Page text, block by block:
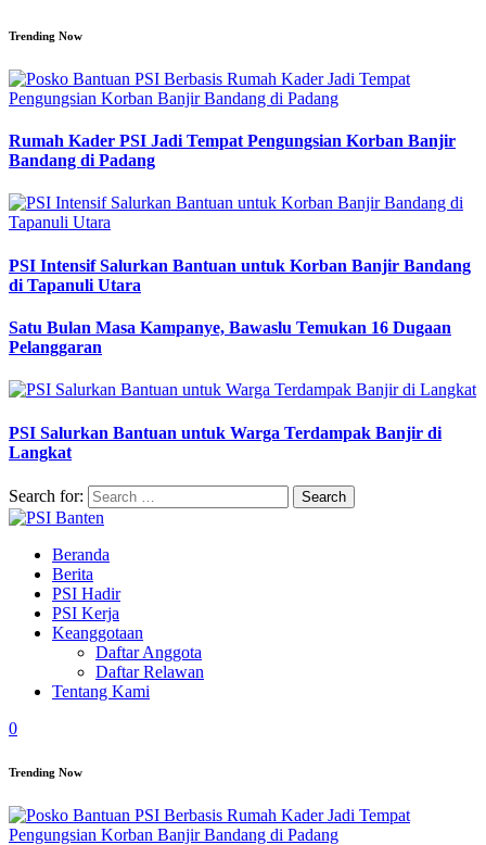
Trending Now
Rumah Kader PSI Jadi Tempat Pengungsian Korban Banjir
Bandang di Padang
PSI Intensif Salurkan Bantuan untuk Korban Banjir Bandang
di Tapanuli Utara
Satu Bulan Masa Kampanye, Bawaslu Temukan 16 Dugaan
Pelanggaran
PSI Salurkan Bantuan untuk Warga Terdampak Banjir di
Langkat
Search for:
Beranda
Berita
PSI Hadir
PSI Kerja
Keanggotaan
Daftar Anggota
Daftar Relawan
Tentang Kami
0
Trending Now